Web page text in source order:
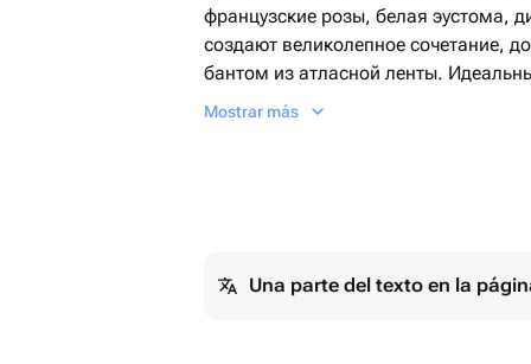
французские розы, белая эустома,
создают великолепное сочетание,
бантом из атласной ленты.
свидания, юбилея или просто для
Выберите правильное место
Mostrar más
Una parte del texto en la